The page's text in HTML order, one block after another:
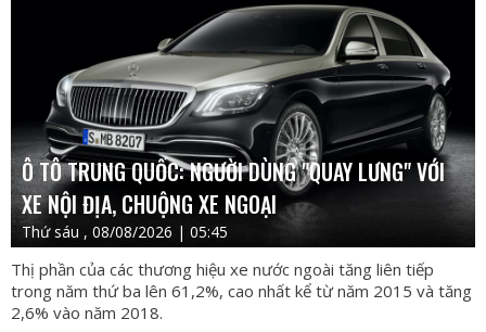
Ô TÔ TRUNG QUỐC: NGƯỜI DÙNG "QUAY LƯNG" VỚI
XE NỘI ĐỊA, CHUỘNG XE NGOẠI
Thứ sáu , 08/08/2026 | 05:45
Thị phần của các thương hiệu xe nước ngoài tăng liên tiếp
trong năm thứ ba lên 61,2%, cao nhất kể từ năm 2015 và tăng
2,6% vào năm 2018.